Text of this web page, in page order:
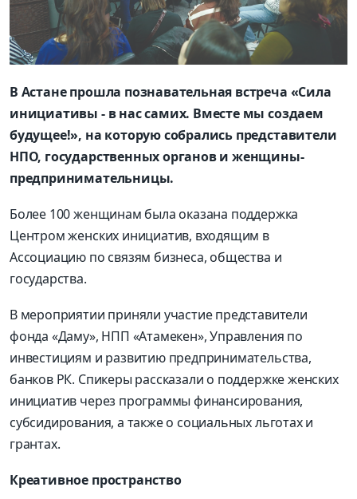
В Астане прошла познавательная встреча «Сила
инициативы - в нас самих. Вместе мы создаем
будущее!», на которую собрались представители
НПО, государственных органов и женщины-
предпринимательницы.
Более 100 женщинам была оказана поддержка
Центром женских инициатив, входящим в
Ассоциацию по связям бизнеса, общества и
государства.
В мероприятии приняли участие представители
фонда «Даму», НПП «Атамекен», Управления по
инвестициям и развитию предпринимательства,
банков РК. Спикеры рассказали о поддержке женских
инициатив через программы финансирования,
субсидирования, а также о социальных льготах и
грантах.
Креативное пространство